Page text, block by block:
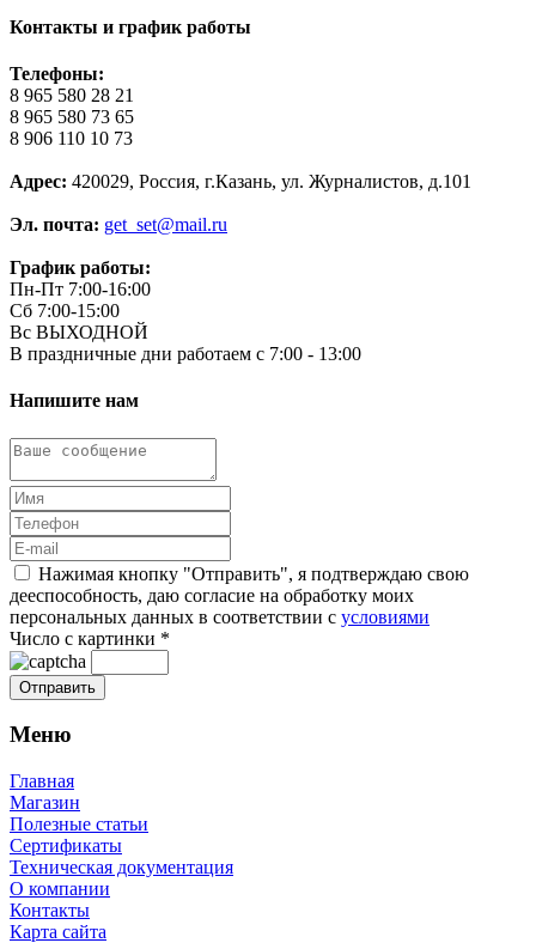
Контакты и график работы
Телефоны:
8 965 580 28 21
8 965 580 73 65
8 906 110 10 73
Адрес: 420029, Россия, г.Казань, ул. Журналистов, д.101
Эл. почта: get_set@mail.ru
График работы:
Пн-Пт 7:00-16:00
Сб 7:00-15:00
Вс ВЫХОДНОЙ
В праздничные дни работаем с 7:00 - 13:00
Напишите нам
Нажимая кнопку "Отправить", я подтверждаю свою
дееспособность, даю согласие на обработку моих
персональных данных в соответствии с условиями
Число с картинки *
Меню
Главная
Магазин
Полезные статьи
Сертификаты
Техническая документация
О компании
Контакты
Карта сайта